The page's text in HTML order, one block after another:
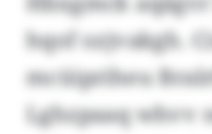
hqof ozjvakgh.
mcüipriheu
Lghzpaaq whvv